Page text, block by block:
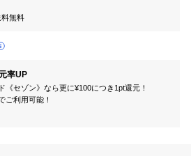
無料
率UP
《セゾン》なら更に¥100につき1pt還元！
ご利用可能！